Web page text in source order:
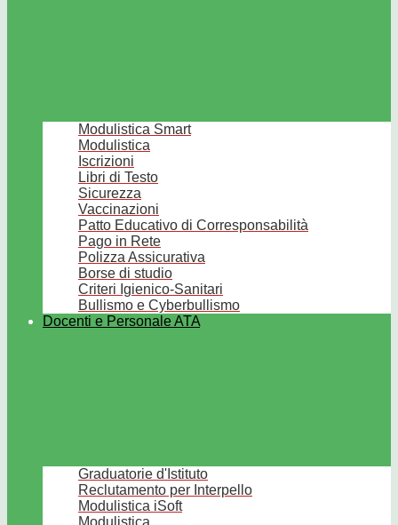
Modulistica Smart
Modulistica
Iscrizioni
Libri di Testo
Sicurezza
Vaccinazioni
Patto Educativo di Corresponsabilità
Pago in Rete
Polizza Assicurativa
Borse di studio
Criteri Igienico-Sanitari
Bullismo e Cyberbullismo
Docenti e Personale ATA
Graduatorie d'Istituto
Reclutamento per Interpello
Modulistica iSoft